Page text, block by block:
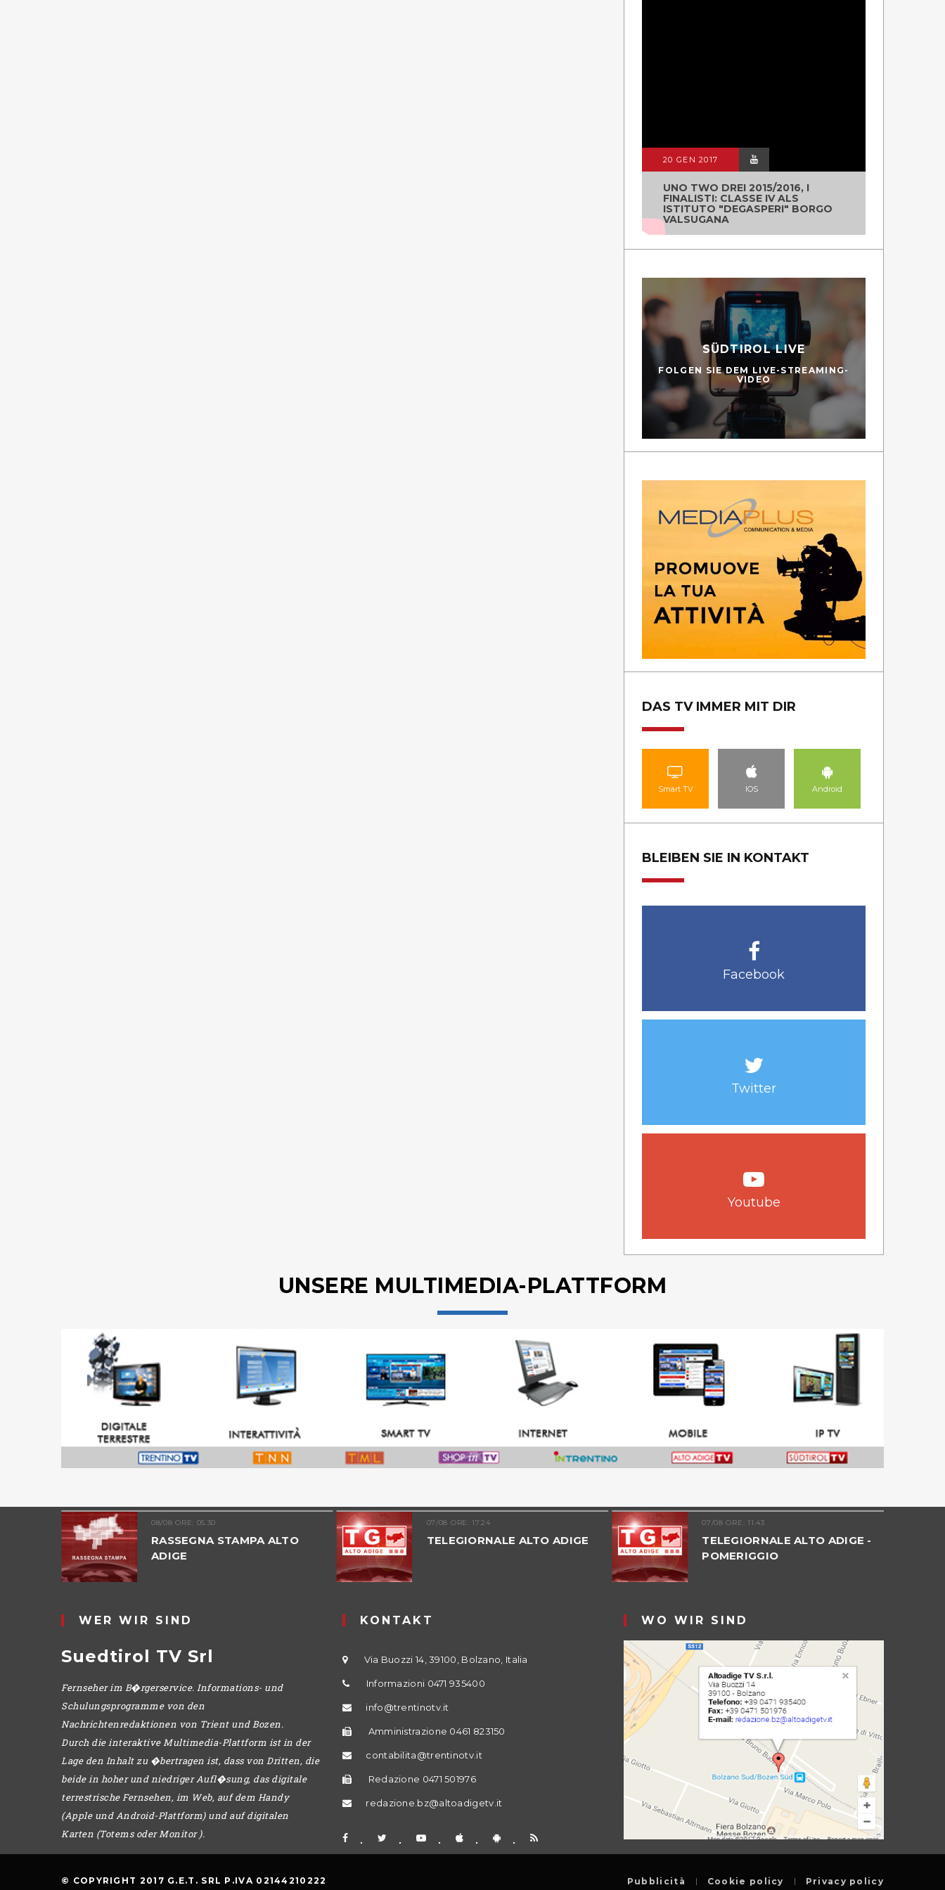
20 GEN 2017
UNO TWO DREI 2015/2016, I
FINALISTI: CLASSE IV ALS
ISTITUTO "DEGASPERI" BORGO
VALSUGANA
SÜDTIROL LIVE
FOLGEN SIE DEM LIVE-STREAMING-
VIDEO
DAS TV IMMER MIT DIR
Smart TV IOS Android
BLEIBEN SIE IN KONTAKT
Facebook
Twitter
Youtube
UNSERE MULTIMEDIA-PLATTFORM
08/08 ORE: 05.30
RASSEGNA STAMPA ALTO
ADIGE
07/08 ORE: 17.24
TELEGIORNALE ALTO ADIGE
07/08 ORE: 11.43
TELEGIORNALE ALTO ADIGE -
POMERIGGIO
WER WIR SIND
Suedtirol TV Srl
Fernseher im B�rgerservice. Informations- und
Schulungsprogramme von den
Nachrichtenredaktionen von Trient und Bozen.
Durch die interaktive Multimedia-Plattform ist in der
Lage den Inhalt zu �bertragen ist, dass von Dritten, die
beide in hoher und niedriger Aufl�sung, das digitale
terrestrische Fernsehen, im Web, auf dem Handy
(Apple und Android-Plattform) und auf digitalen
Karten (Totems oder Monitor ).
KONTAKT
Via Buozzi 14, 39100, Bolzano, Italia
Informazioni 0471 935400
info@trentinotv.it
Amministrazione 0461 823150
contabilita@trentinotv.it
Redazione 0471 501976
redazione.bz@altoadigetv.it
WO WIR SIND
© COPYRIGHT 2017 G.E.T. SRL P.IVA 02144210222 Pubblicità Cookie policy Privacy policy